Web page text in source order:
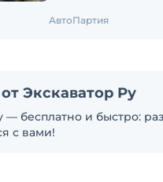
АвтоПартия
Экскаватор Ру
бесплатно и быстро:
с вами!